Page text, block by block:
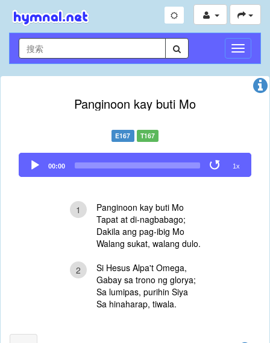
切
换
导
Panginoon kay buti Mo
E167 T167
Audio
Player
00:00 1x
1
Panginoon kay buti Mo
Tapat at di-nagbabago;
Dakila ang pag-ibig Mo
Walang sukat, walang dulo.
2
Si Hesus Alpa't Omega,
Gabay sa trono ng glorya;
Sa lumipas, purihin Siya
Sa hinaharap, tiwala.